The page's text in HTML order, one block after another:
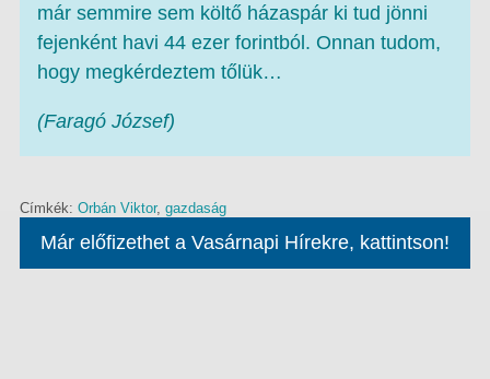
már semmire sem költő házaspár ki tud jönni
fejenként havi 44 ezer forintból. Onnan tudom,
hogy megkérdeztem tőlük…
(Faragó József)
Címkék: Orbán Viktor, gazdaság
Már előfizethet a Vasárnapi Hírekre, kattintson!